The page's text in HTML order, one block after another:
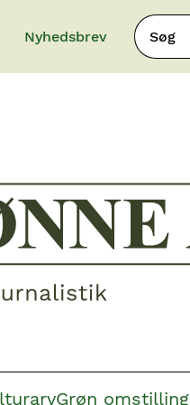
Nyhedsbrev
Søg
Grøn omstilling